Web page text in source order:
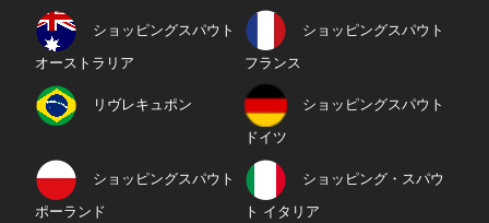
ショッピングスパウト
オーストラリア
ショッピングスパウト
フランス
リヴレキュポン ショッピングスパウト
ドイツ
ショッピングスパウト
ポーランド
ショッピング・スパウ
ト イタリア